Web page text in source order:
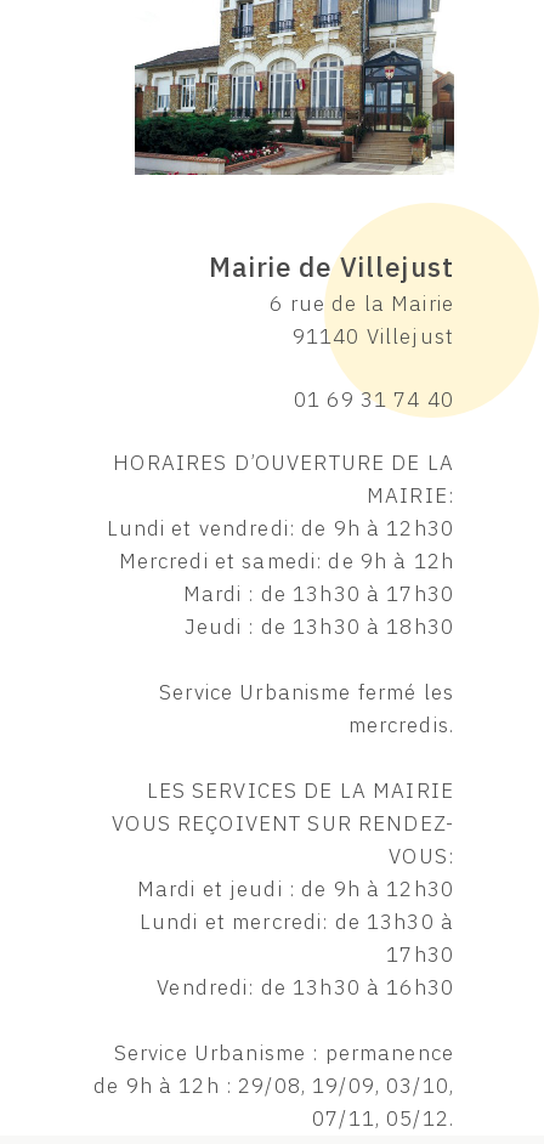
Mairie de Villejust
6 rue de la Mairie
91140 Villejust
01 69 31 74 40
HORAIRES D’OUVERTURE DE LA
MAIRIE:
Lundi et vendredi: de 9h à 12h30
Mercredi et samedi: de 9h à 12h
Mardi : de 13h30 à 17h30
Jeudi : de 13h30 à 18h30
Service Urbanisme fermé les
mercredis.
LES SERVICES DE LA MAIRIE
VOUS REÇOIVENT SUR RENDEZ-
VOUS:
Mardi et jeudi : de 9h à 12h30
Lundi et mercredi: de 13h30 à
17h30
Vendredi: de 13h30 à 16h30
Service Urbanisme : permanence
de 9h à 12h : 29/08, 19/09, 03/10,
07/11, 05/12.